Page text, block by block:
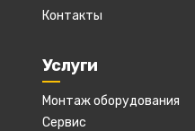
Контакты
Услуги
Монтаж оборудования
Сервис